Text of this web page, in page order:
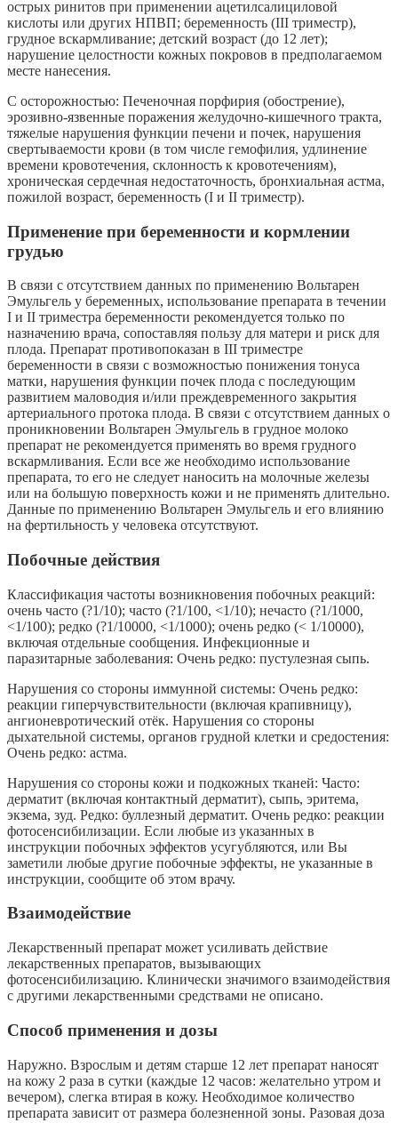
острых ринитов при применении ацетилсалициловой
кислоты или других НПВП; беременность (III триместр),
грудное вскармливание; детский возраст (до 12 лет);
нарушение целостности кожных покровов в предполагаемом
месте нанесения.
С осторожностью: Печеночная порфирия (обострение),
эрозивно-язвенные поражения желудочно-кишечного тракта,
тяжелые нарушения функции печени и почек, нарушения
свертываемости крови (в том числе гемофилия, удлинение
времени кровотечения, склонность к кровотечениям),
хроническая сердечная недостаточность, бронхиальная астма,
пожилой возраст, беременность (I и II триместр).
Применение при беременности и кормлении
грудью
В связи с отсутствием данных по применению Вольтарен
Эмульгель у беременных, использование препарата в течении
I и II триместра беременности рекомендуется только по
назначению врача, сопоставляя пользу для матери и риск для
плода. Препарат противопоказан в III триместре
беременности в связи с возможностью понижения тонуса
матки, нарушения функции почек плода с последующим
развитием маловодия и/или преждевременного закрытия
артериального протока плода. В связи с отсутствием данных о
проникновении Вольтарен Эмульгель в грудное молоко
препарат не рекомендуется применять во время грудного
вскармливания. Если все же необходимо использование
препарата, то его не следует наносить на молочные железы
или на большую поверхность кожи и не применять длительно.
Данные по применению Вольтарен Эмульгель и его влиянию
на фертильность у человека отсутствуют.
Побочные действия
Классификация частоты возникновения побочных реакций:
очень часто (?1/10); часто (?1/100, <1/10); нечасто (?1/1000,
<1/100); редко (?1/10000, <1/1000); очень редко (< 1/10000),
включая отдельные сообщения. Инфекционные и
паразитарные заболевания: Очень редко: пустулезная сыпь.
Нарушения со стороны иммунной системы: Очень редко:
реакции гиперчувствительности (включая крапивницу),
ангионевротический отёк. Нарушения со стороны
дыхательной системы, органов грудной клетки и средостения:
Очень редко: астма.
Нарушения со стороны кожи и подкожных тканей: Часто:
дерматит (включая контактный дерматит), сыпь, эритема,
экзема, зуд. Редко: буллезный дерматит. Очень редко: реакции
фотосенсибилизации. Если любые из указанных в
инструкции побочных эффектов усугубляются, или Вы
заметили любые другие побочные эффекты, не указанные в
инструкции, сообщите об этом врачу.
Взаимодействие
Лекарственный препарат может усиливать действие
лекарственных препаратов, вызывающих
фотосенсибилизацию. Клинически значимого взаимодействия
с другими лекарственными средствами не описано.
Способ применения и дозы
Наружно. Взрослым и детям старше 12 лет препарат наносят
на кожу 2 раза в сутки (каждые 12 часов: желательно утром и
вечером), слегка втирая в кожу. Необходимое количество
препарата зависит от размера болезненной зоны. Разовая доза